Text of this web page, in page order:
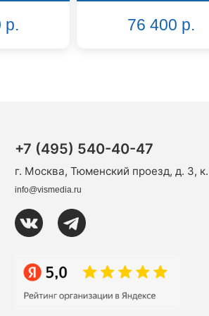
р. 76 400 р.
+7 (495) 540-40-47
г. Москва, Тюменский проезд, д. 3,
info@vismedia.ru